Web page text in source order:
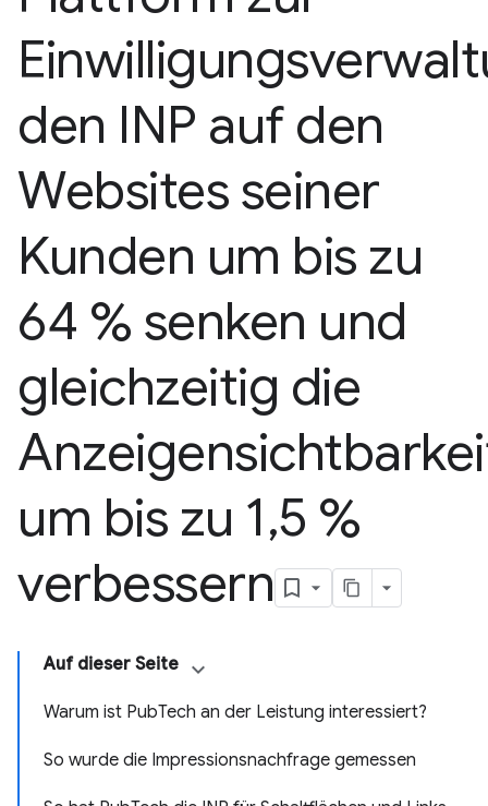
den INP auf den
Websites seiner
Kunden um bis zu
64 % senken und
gleichzeitig die
um bis zu 1,5 %
verbessern
Auf dieser Seite
Warum ist PubTech an der Leistung interessiert?
So wurde die Impressionsnachfrage gemessen